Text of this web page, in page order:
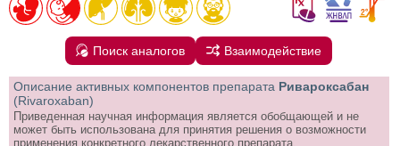
Поиск аналогов Взаимодействие
Описание активных компонентов препарата Ривароксабан
(Rivaroxaban)
Приведенная научная информация является обобщающей и не
может быть использована для принятия решения о возможности
применения конкретного лекарственного препарата.